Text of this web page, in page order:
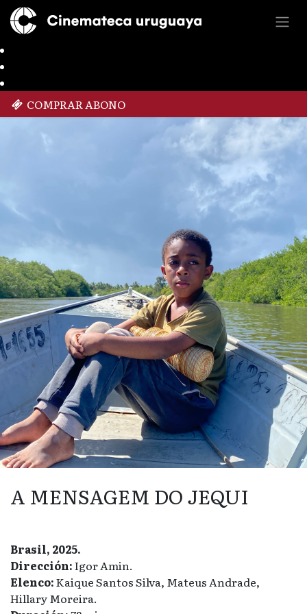
COMPRAR ABONO
A MENSAGEM DO JEQUI
Brasil, 2025.
Dirección:Igor Amin.
Elenco:Kaique Santos Silva, Mateus Andrade,
Hillary Moreira.